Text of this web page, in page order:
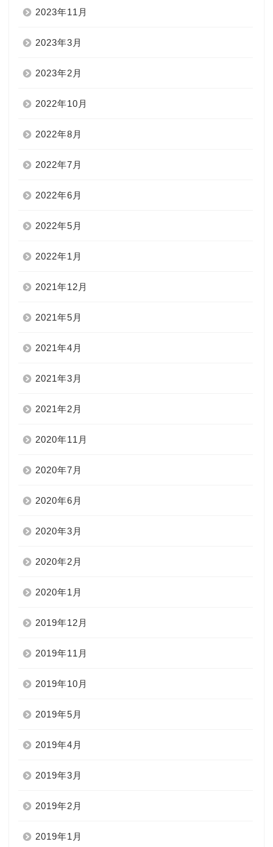
2023年11月
2023年3月
2023年2月
2022年10月
2022年8月
2022年7月
2022年6月
2022年5月
2022年1月
2021年12月
2021年5月
2021年4月
2021年3月
2021年2月
2020年11月
2020年7月
2020年6月
2020年3月
2020年2月
2020年1月
2019年12月
2019年11月
2019年10月
2019年5月
2019年4月
2019年3月
2019年2月
2019年1月